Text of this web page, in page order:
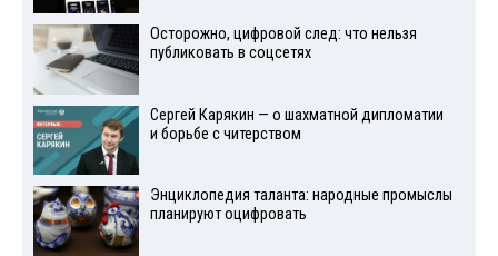
Осторожно, цифровой след: что нельзя
публиковать в соцсетях
Сергей Карякин — о шахматной дипломатии
и борьбе с читерством
Энциклопедия таланта: народные промыслы
планируют оцифровать